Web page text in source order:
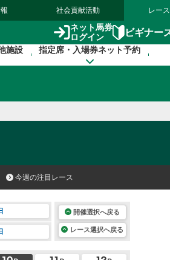
社会貢献活動 レー
ネット馬券
ログイン
ビギナー
施設 指定席・入場券ネット予約
今週の注目レース
開催選択へ戻る
レース選択へ戻る